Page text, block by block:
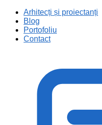
Arhitecți și proiectanți
Blog
Portofoliu
Contact